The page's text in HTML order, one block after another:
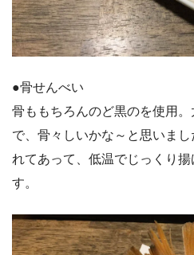
●骨せんべい
骨ももちろんのど黒のを使用
で、骨々しいかな～と思いま
れてあって、低温でじっくり
す。